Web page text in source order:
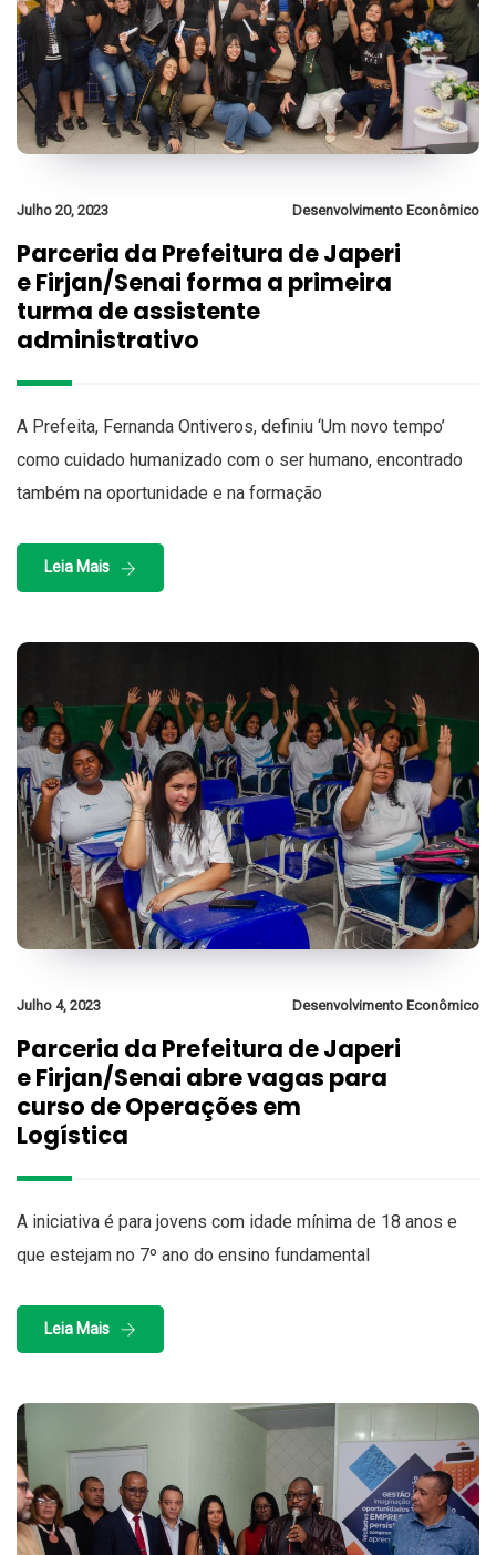
Julho 20, 2023 Desenvolvimento Econômico
Parceria da Prefeitura de Japeri
e Firjan/Senai forma a primeira
turma de assistente
administrativo
A Prefeita, Fernanda Ontiveros, definiu ‘Um novo tempo’
como cuidado humanizado com o ser humano, encontrado
também na oportunidade e na formação
Leia Mais
Julho 4, 2023 Desenvolvimento Econômico
Parceria da Prefeitura de Japeri
e Firjan/Senai abre vagas para
curso de Operações em
Logística
A iniciativa é para jovens com idade mínima de 18 anos e
que estejam no 7º ano do ensino fundamental
Leia Mais